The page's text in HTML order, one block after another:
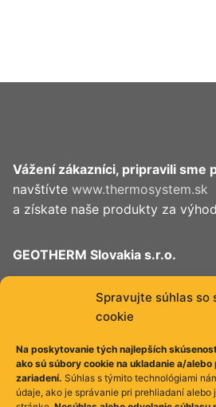
Spravujte súhlas so
cookie
Na poskytovanie tých najlepších
ako sú súbory cookie na ukladanie a/
zariadení. Súhlas s týmito technológiami
údaje, ako je správanie pri prehliadaní alebo
Vážení zákazníci, pripravili sme
navštívte www.thermosystem.sk
a získate naše produkty za
GEOTHERM Slovakia s.r.o.
Ružindolská 16